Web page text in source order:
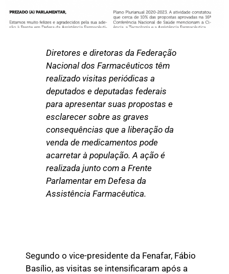
Diretores e diretoras da Federação
Nacional dos Farmacêuticos têm
realizado visitas periódicas a
deputados e deputadas federais
para apresentar suas propostas e
esclarecer sobre as graves
consequências que a liberação da
venda de medicamentos pode
acarretar à população. A ação é
realizada junto com a Frente
Parlamentar em Defesa da
Assistência Farmacêutica.
Segundo o vice-presidente da Fenafar, Fábio
Basílio, as visitas se intensificaram após a